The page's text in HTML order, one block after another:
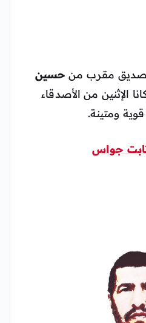
صديق مقرب من حسين
الإثنين من الأصدقاء
ومتينة.
جواس